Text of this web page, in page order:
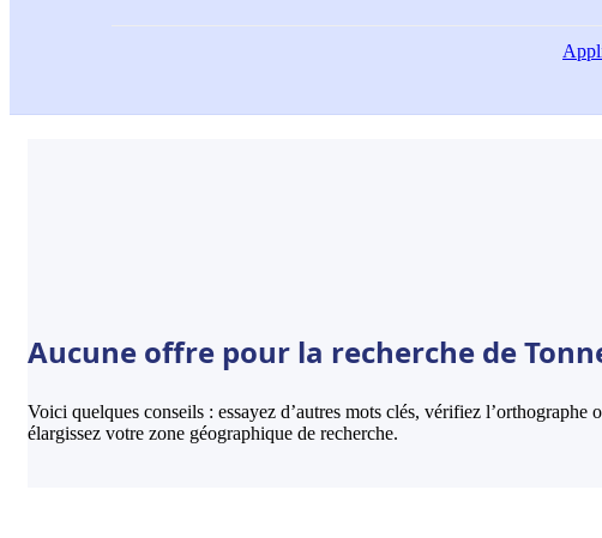
Aucune offre pour la recherche de
Voici quelques conseils : essayez d’autres mots clés, vérifiez l’orthographe
élargissez votre zone géographique de recherche.